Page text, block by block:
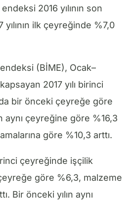
2016 yılının son
ilk çeyreğinde %7,0
(BİME), Ocak–
2017 yılı birinci
bir önceki çeyreğe göre
aynı çeyreğine göre %16,3
göre %10,3 arttı.
çeyreğinde işçilik
göre %6,3, malzeme
Bir önceki yılın aynı